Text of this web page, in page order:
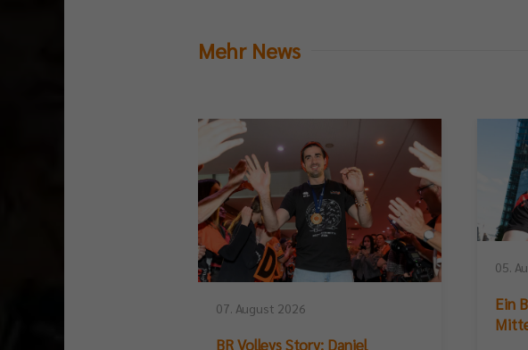
Mehr News
07. August 2026
BR Volleys Story: Daniel
05.
Ein